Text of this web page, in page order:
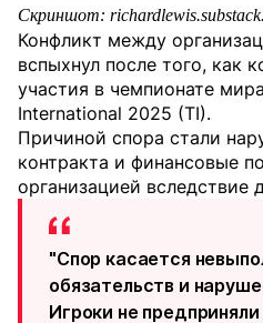
Скриншот:
Конфликт между
вспыхнул после того, как
участия в чемпионате
International 2025 (TI).
Причиной спора стали
контракта и финансовые
организацией вследствие
"Спор касается
обязательств и
Игроки не